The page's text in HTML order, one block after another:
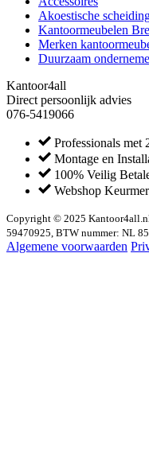
Akoestische
Kantoormeubelen
Merken
Duurzaam
Kantoor4all
Direct persoonlijk advies
076-5419066
Professionals met
Montage en
100% Veilig
Webshop
Copyright © 2025
59470925, BTW nummer: NL
Algemene voorwaarden